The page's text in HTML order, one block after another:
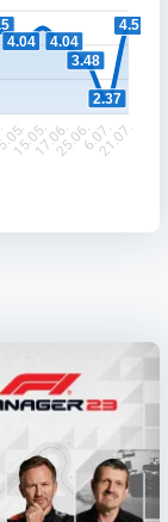
4.04
4.04
3.48
2.37
4.5
15.05.17.06.25.06.6.07.21.07.